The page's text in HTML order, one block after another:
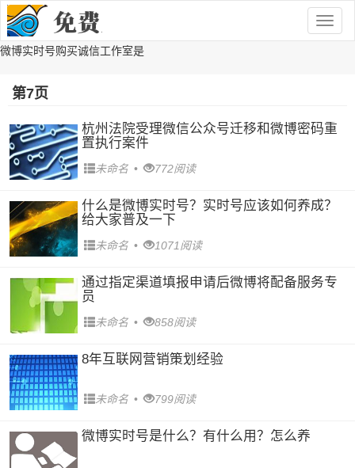
微博实时号购买诚信工作室是
第7页
杭州法院受理微信公众号迁移和微博密码重
置执行案件
未命名 • 772阅读
什么是微博实时号？实时号应该如何养成？
给大家普及一下
未命名 • 1071阅读
通过指定渠道填报申请后微博将配备服务专
员
未命名 • 858阅读
8年互联网营销策划经验
未命名 • 799阅读
微博实时号是什么？有什么用？怎么养